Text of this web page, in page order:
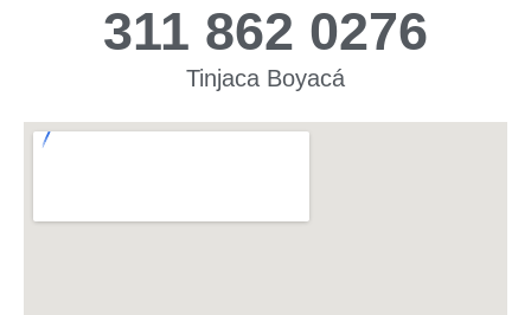
311 862 0276
Tinjaca Boyacá